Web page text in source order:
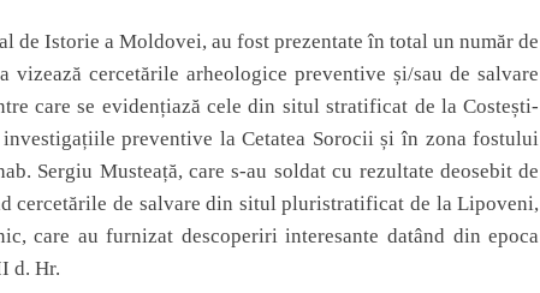
de Istorie a Moldovei, au fost prezentate în total un număr de
cercetările arheologice preventive și/sau de salvare
care se evidențiază cele din situl stratificat de la Costești-
preventive la Cetatea Sorocii și în zona fostului
Sergiu Musteață, care s-au soldat cu rezultate deosebit de
cercetările de salvare din situl pluristratificat de la Lipoveni,
care au furnizat descoperiri interesante datând din epoca
d. Hr.